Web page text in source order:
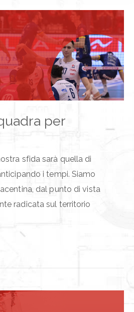
per
sfida sarà quella di
i tempi. Siamo
dal punto di vista
radicata sul territorio